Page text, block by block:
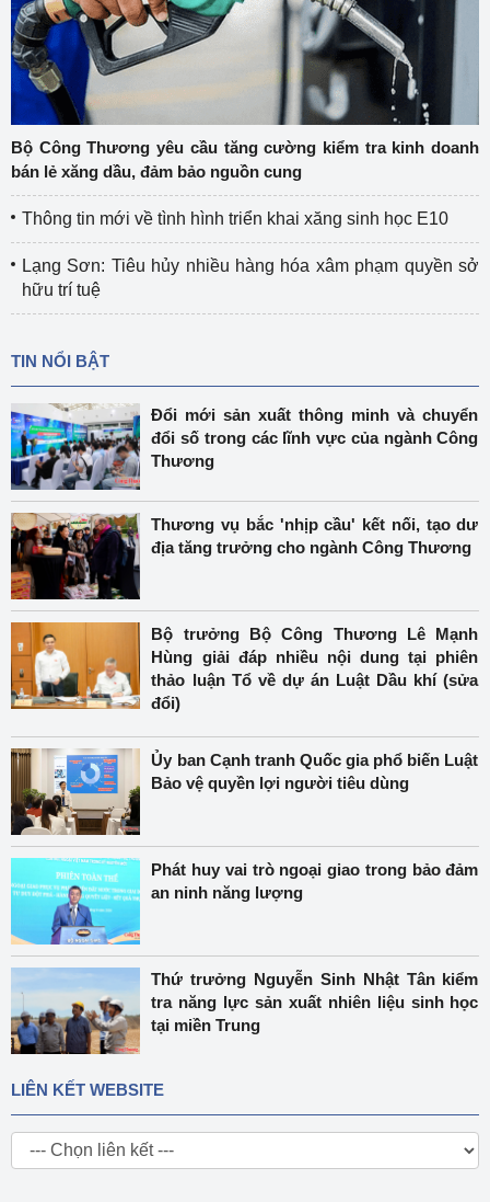
Bộ Công Thương yêu cầu tăng cường kiểm tra kinh doanh
bán lẻ xăng dầu, đảm bảo nguồn cung
Thông tin mới về tình hình triển khai xăng sinh học E10
Lạng Sơn: Tiêu hủy nhiều hàng hóa xâm phạm quyền sở
hữu trí tuệ
TIN NỔI BẬT
Đổi mới sản xuất thông minh và chuyển
đổi số trong các lĩnh vực của ngành Công
Thương
Thương vụ bắc 'nhịp cầu' kết nối, tạo dư
địa tăng trưởng cho ngành Công Thương
Bộ trưởng Bộ Công Thương Lê Mạnh
Hùng giải đáp nhiều nội dung tại phiên
thảo luận Tổ về dự án Luật Dầu khí (sửa
đổi)
Ủy ban Cạnh tranh Quốc gia phổ biến Luật
Bảo vệ quyền lợi người tiêu dùng
Phát huy vai trò ngoại giao trong bảo đảm
an ninh năng lượng
Thứ trưởng Nguyễn Sinh Nhật Tân kiểm
tra năng lực sản xuất nhiên liệu sinh học
tại miền Trung
LIÊN KẾT WEBSITE